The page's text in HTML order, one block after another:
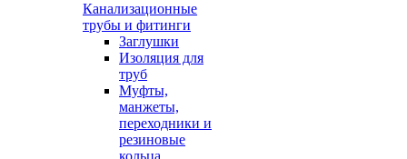
Канализационные
трубы и фитинги
Заглушки
Изоляция для
труб
Муфты,
манжеты,
переходники и
резиновые
кольца